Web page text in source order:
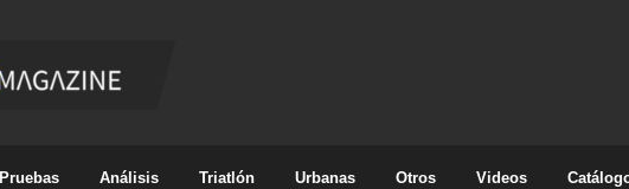
Pruebas Análisis Triatlón Urbanas Otros Videos